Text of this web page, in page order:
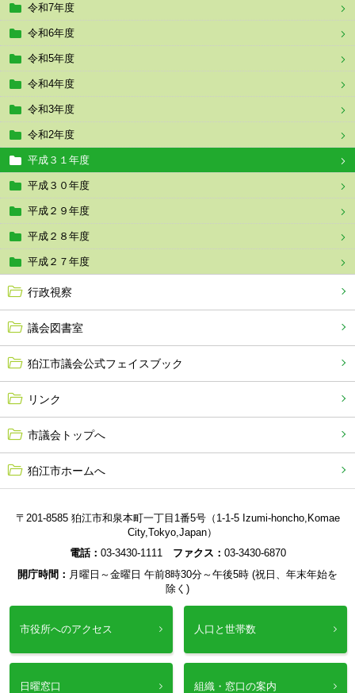
令和7年度
令和6年度
令和5年度
令和4年度
令和3年度
令和2年度
平成３１年度
平成３０年度
平成２９年度
平成２８年度
平成２７年度
行政視察
議会図書室
狛江市議会公式フェイスブック
リンク
市議会トップへ
狛江市ホームへ
〒201-8585 狛江市和泉本町一丁目1番5号（1-1-5 Izumi-honcho,Komae
City,Tokyo,Japan）
電話： 03-3430-1111 ファクス： 03-3430-6870
開庁時間： 月曜日～金曜日 午前8時30分～午後5時 (祝日、年末年始を
除く)
市役所へのアクセス 人口と世帯数
日曜窓口 組織・窓口の案内